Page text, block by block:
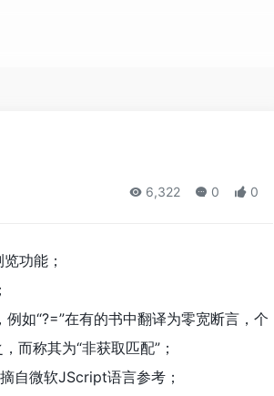
6,322 0 0
功能；
如“?=”在有的书中翻译为零宽断言，个
而称其为“非获取匹配”；
自微软JScript语言参考；